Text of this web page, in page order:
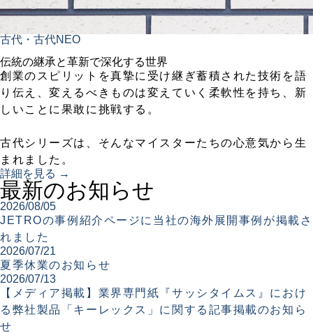
古代・古代NEO
伝統の継承と革新で深化する世界
創業のスピリットを真摯に受け継ぎ蓄積された技術を語
り伝え、変えるべきものは変えていく柔軟性を持ち、新
しいことに果敢に挑戦する。
古代シリーズは、そんなマイスターたちの心意気から生
まれました。
詳細を見る →
最新のお知らせ
2026/08/05
JETROの事例紹介ページに当社の海外展開事例が掲載さ
れました
2026/07/21
夏季休業のお知らせ
2026/07/13
【メディア掲載】業界専門紙『サッシタイムス』におけ
る弊社製品「キーレックス」に関する記事掲載のお知ら
せ